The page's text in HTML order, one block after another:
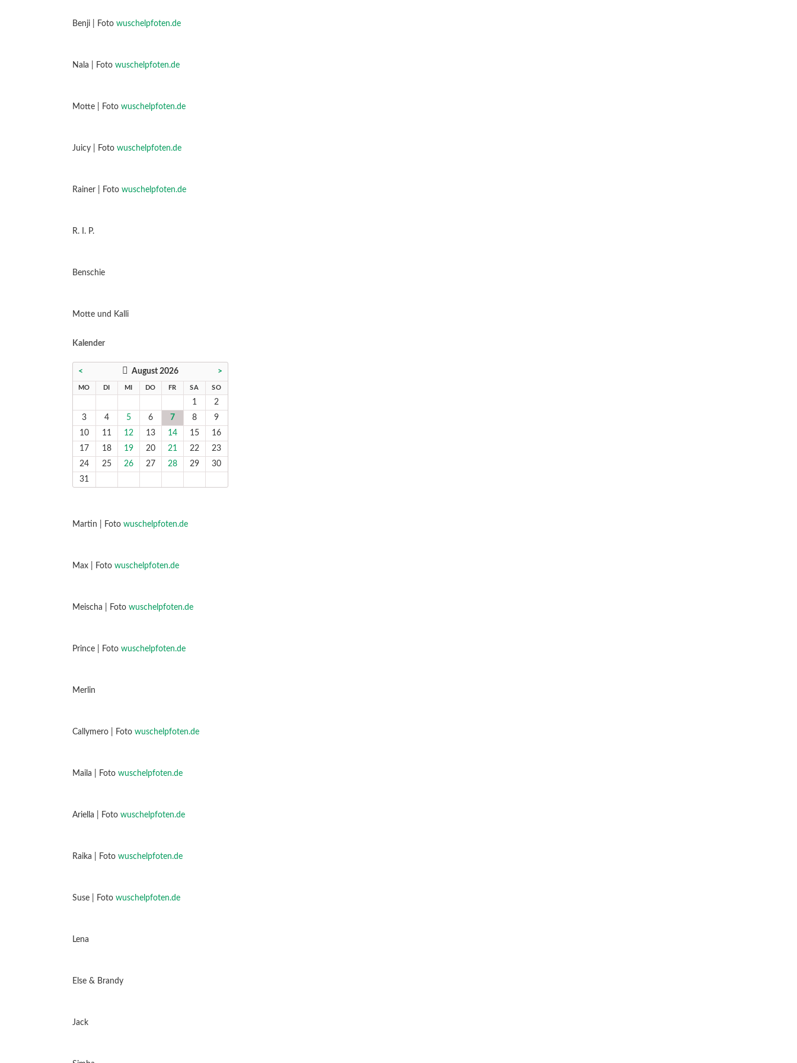
Benji | Foto wuschelpfoten.de
Nala | Foto wuschelpfoten.de
Motte | Foto wuschelpfoten.de
Juicy | Foto wuschelpfoten.de
Rainer | Foto wuschelpfoten.de
R. I. P.
Benschie
Motte und Kalli
Kalender
< August 2026 >
MO NTAGDI ENSTAG
MI TTWOCH
DO NNERSTAG
FR EITAG
SA MSTAG
SONNTAG
1
2
3
4 5 6 7 8
9
10
11 12 13 14 15
16
17
18 19 20 21 22
23
24
25 26 27 28 29
30
31
Martin | Foto wuschelpfoten.de
Max | Foto wuschelpfoten.de
Meischa | Foto wuschelpfoten.de
Prince | Foto wuschelpfoten.de
Merlin
Callymero | Foto wuschelpfoten.de
Maila | Foto wuschelpfoten.de
Ariella | Foto wuschelpfoten.de
Raika | Foto wuschelpfoten.de
Suse | Foto wuschelpfoten.de
Lena
Else & Brandy
Jack